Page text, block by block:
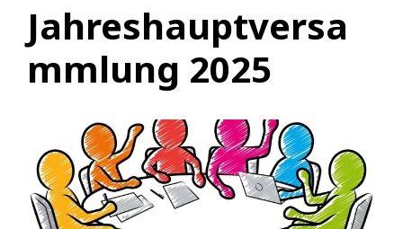
Jahreshauptversa
mmlung 2025